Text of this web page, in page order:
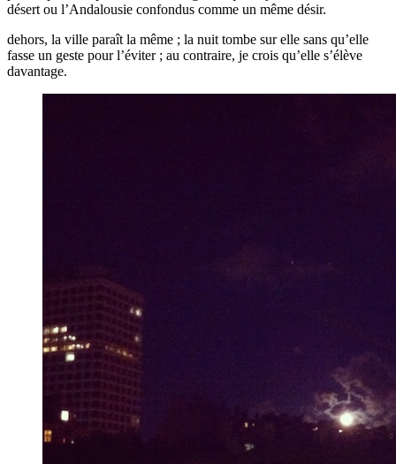
désert ou l’Andalousie confondus comme un même désir.
dehors, la ville paraît la même ; la nuit tombe sur elle sans qu’elle
fasse un geste pour l’éviter ; au contraire, je crois qu’elle s’élève
davantage.